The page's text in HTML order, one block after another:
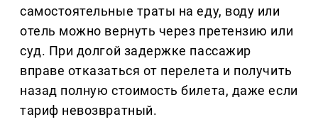
самостоятельные траты на еду, воду или
отель можно вернуть через претензию или
суд. При долгой задержке пассажир
вправе отказаться от перелета и получить
назад полную стоимость билета, даже если
тариф невозвратный.